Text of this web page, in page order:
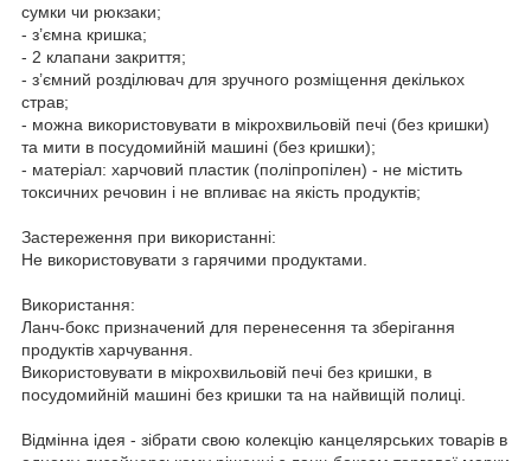
сумки чи рюкзаки;
- з’ємна кришка;
- 2 клапани закриття;
- з’ємний розділювач для зручного розміщення декількох
страв;
- можна використовувати в мікрохвильовій печі (без кришки)
та мити в посудомийній машині (без кришки);
- матеріал: харчовий пластик (поліпропілен) - не містить
токсичних речовин і не впливає на якість продуктів;
Застереження при використанні:
Не використовувати з гарячими продуктами.
Використання:
Ланч-бокс призначений для перенесення та зберігання
продуктів харчування.
Використовувати в мікрохвильовій печі без кришки, в
посудомийній машині без кришки та на найвищій полиці.
Відмінна ідея - зібрати свою колекцію канцелярських товарів в